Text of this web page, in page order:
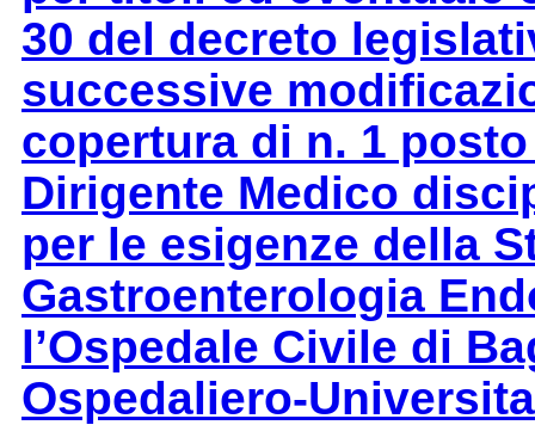
30 del decreto
successive
copertura di n. 1
Dirigente Medico
per le esigenze della
Gastroenterologia
l’Ospedale Civile di
Ospedaliero-